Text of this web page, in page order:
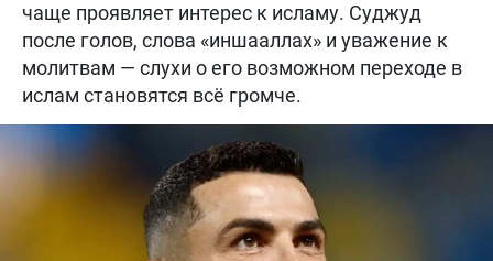
чаще проявляет интерес к исламу. Суджуд
после голов, слова «иншааллах» и уважение к
молитвам — слухи о его возможном переходе в
ислам становятся всё громче.